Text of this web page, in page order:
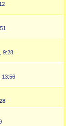
9:28
13:56